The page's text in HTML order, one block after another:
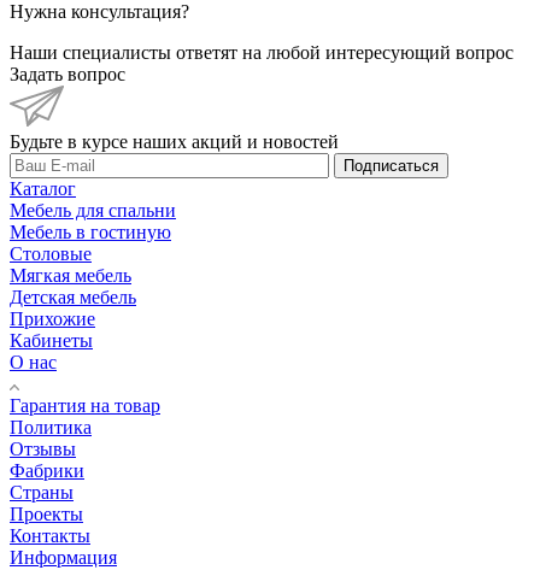
Нужна консультация?
Наши специалисты ответят на любой интересующий вопрос
Задать вопрос
Будьте в курсе наших акций и новостей
Подписаться
Каталог
Мебель для спальни
Мебель в гостиную
Столовые
Мягкая мебель
Детская мебель
Прихожие
Кабинеты
О нас
Гарантия на товар
Политика
Отзывы
Фабрики
Страны
Проекты
Контакты
Информация